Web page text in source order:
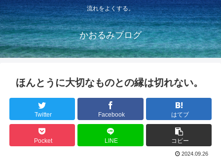
流れをよくする。
かおるみブログ
ほんとうに大切なものとの縁は切れない。
Twitter Facebook はてブ
Pocket LINE コピー
2024.09.26